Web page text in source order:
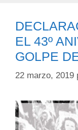
EL 43º
GOLPE
22 marzo, 2019